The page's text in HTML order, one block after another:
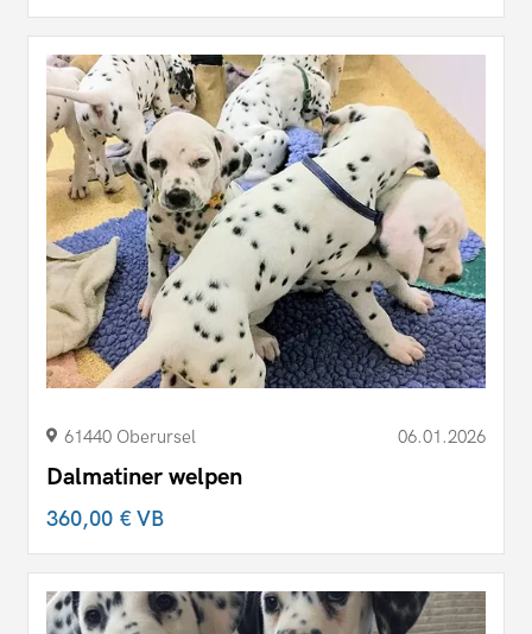
61440 Oberursel 06.01.2026
Dalmatiner welpen
360,00 €VB